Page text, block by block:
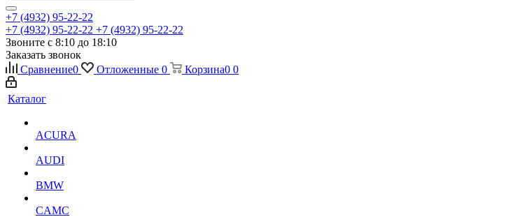
+7 (4932) 95-22-22
+7 (4932) 95-22-22 +7 (4932) 95-22-22
Звоните с 8:10 до 18:10
Заказать звонок
Сравнение0 Отложенные 0 Корзина0 0
Каталог
ACURA
AUDI
BMW
CAMC